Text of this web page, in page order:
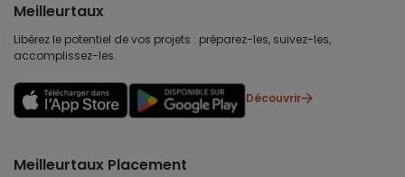
Meilleurtaux
Libérez le potentiel de vos projets : préparez-les, suivez-les,
accomplissez-les.
Découvrir
Meilleurtaux Placement